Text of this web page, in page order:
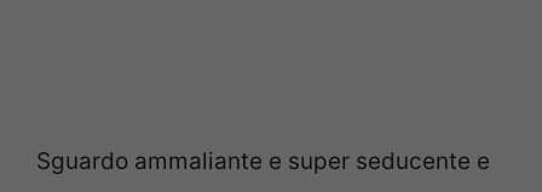
Sguardo ammaliante e super seducente e